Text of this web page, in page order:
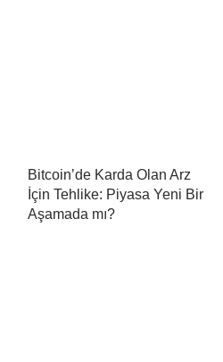
Bitcoin’de Karda Olan Arz
İçin Tehlike: Piyasa Yeni Bir
Aşamada mı?